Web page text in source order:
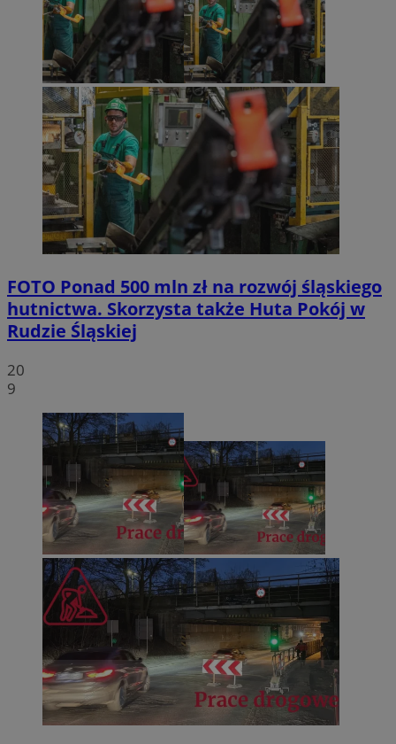
FOTO Ponad 500 mln zł na rozwój śląskiego
hutnictwa. Skorzysta także Huta Pokój w
Rudzie Śląskiej
20
9